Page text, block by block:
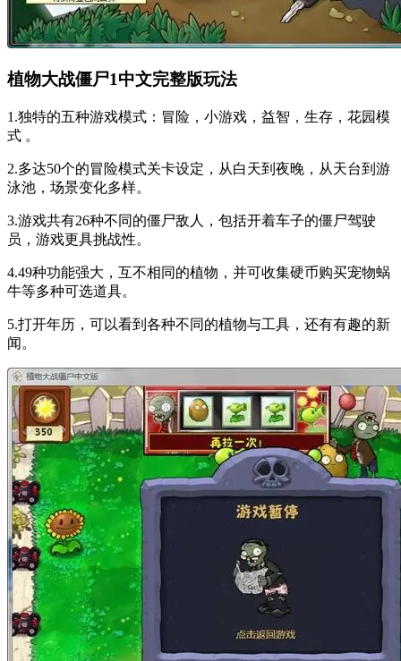
植物大战僵尸1中文完整版玩法
1.独特的五种游戏模式：冒险，小游戏，益智，生存，花园模
式 。
2.多达50个的冒险模式关卡设定，从白天到夜晚，从天台到游
泳池，场景变化多样。
3.游戏共有26种不同的僵尸敌人，包括开着车子的僵尸驾驶
员，游戏更具挑战性。
4.49种功能强大，互不相同的植物，并可收集硬币购买宠物蜗
牛等多种可选道具。
5.打开年历，可以看到各种不同的植物与工具，还有有趣的新
闻。